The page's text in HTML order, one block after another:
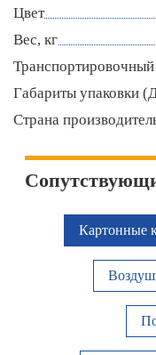
Цвет
Вес, кг
Габариты упаковки
Страна
Картонные